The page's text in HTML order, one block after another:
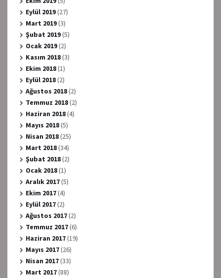
Eylül 2019(27)
Mart 2019(3)
Şubat 2019(5)
Ocak 2019(2)
Kasım 2018(3)
Ekim 2018(1)
Eylül 2018(2)
Ağustos 2018(2)
Temmuz 2018(2)
Haziran 2018(4)
Mayıs 2018(5)
Nisan 2018(25)
Mart 2018(34)
Şubat 2018(2)
Ocak 2018(1)
Aralık 2017(5)
Ekim 2017(4)
Eylül 2017(2)
Ağustos 2017(2)
Temmuz 2017(6)
Haziran 2017(19)
Mayıs 2017(26)
Nisan 2017(33)
Mart 2017(88)